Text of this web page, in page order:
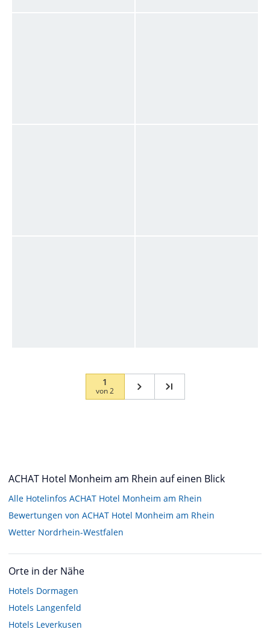
1
von2
ACHAT Hotel Monheim am Rhein auf einen Blick
Alle Hotelinfos ACHAT Hotel Monheim am Rhein
Bewertungen von ACHAT Hotel Monheim am Rhein
Wetter Nordrhein-Westfalen
Orte in der Nähe
Hotels Dormagen
Hotels Langenfeld
Hotels Leverkusen